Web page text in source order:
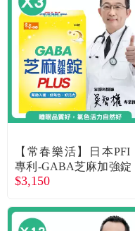
折價券、紅利說明
【常春樂活】日本PFI
專利-GABA芝麻加強錠
PLUS（60錠/盒X3）廠
$3,150